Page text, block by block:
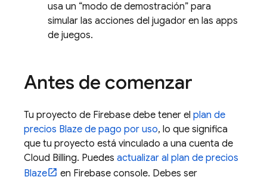
usa un “modo de demostración” para
simular las acciones del jugador en las apps
de juegos.
Antes de comenzar
Tu proyecto de Firebase debe tener el plan de
precios Blaze de pago por uso, lo que significa
que tu proyecto está vinculado a una cuenta de
Cloud Billing. Puedes actualizar al plan de precios
Blaze
en Firebase console. Debes ser